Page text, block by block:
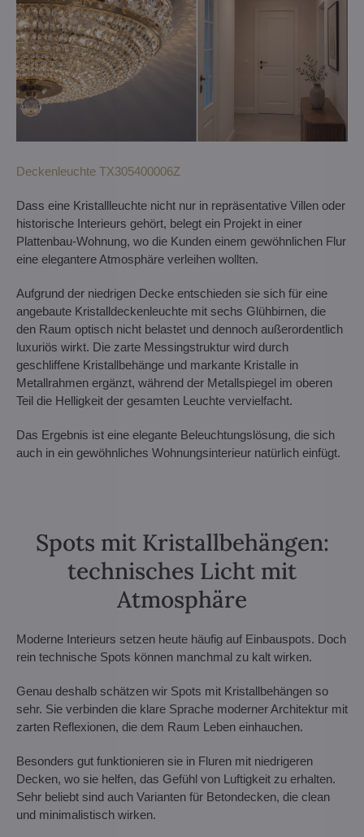
Deckenleuchte TX305400006Z
Dass eine Kristallleuchte nicht nur in repräsentative Villen oder
historische Interieurs gehört, belegt ein Projekt in einer
Plattenbau-Wohnung, wo die Kunden einem gewöhnlichen Flur
eine elegantere Atmosphäre verleihen wollten.
Aufgrund der niedrigen Decke entschieden sie sich für eine
angebaute Kristalldeckenleuchte mit sechs Glühbirnen, die
den Raum optisch nicht belastet und dennoch außerordentlich
luxuriös wirkt. Die zarte Messingstruktur wird durch
geschliffene Kristallbehänge und markante Kristalle in
Metallrahmen ergänzt, während der Metallspiegel im oberen
Teil die Helligkeit der gesamten Leuchte vervielfacht.
Das Ergebnis ist eine elegante Beleuchtungslösung, die sich
auch in ein gewöhnliches Wohnungsinterieur natürlich einfügt.
Spots mit Kristallbehängen:
technisches Licht mit
Atmosphäre
Moderne Interieurs setzen heute häufig auf Einbauspots. Doch
rein technische Spots können manchmal zu kalt wirken.
Genau deshalb schätzen wir Spots mit Kristallbehängen so
sehr. Sie verbinden die klare Sprache moderner Architektur mit
zarten Reflexionen, die dem Raum Leben einhauchen.
Besonders gut funktionieren sie in Fluren mit niedrigeren
Decken, wo sie helfen, das Gefühl von Luftigkeit zu erhalten.
Sehr beliebt sind auch Varianten für Betondecken, die clean
und minimalistisch wirken.